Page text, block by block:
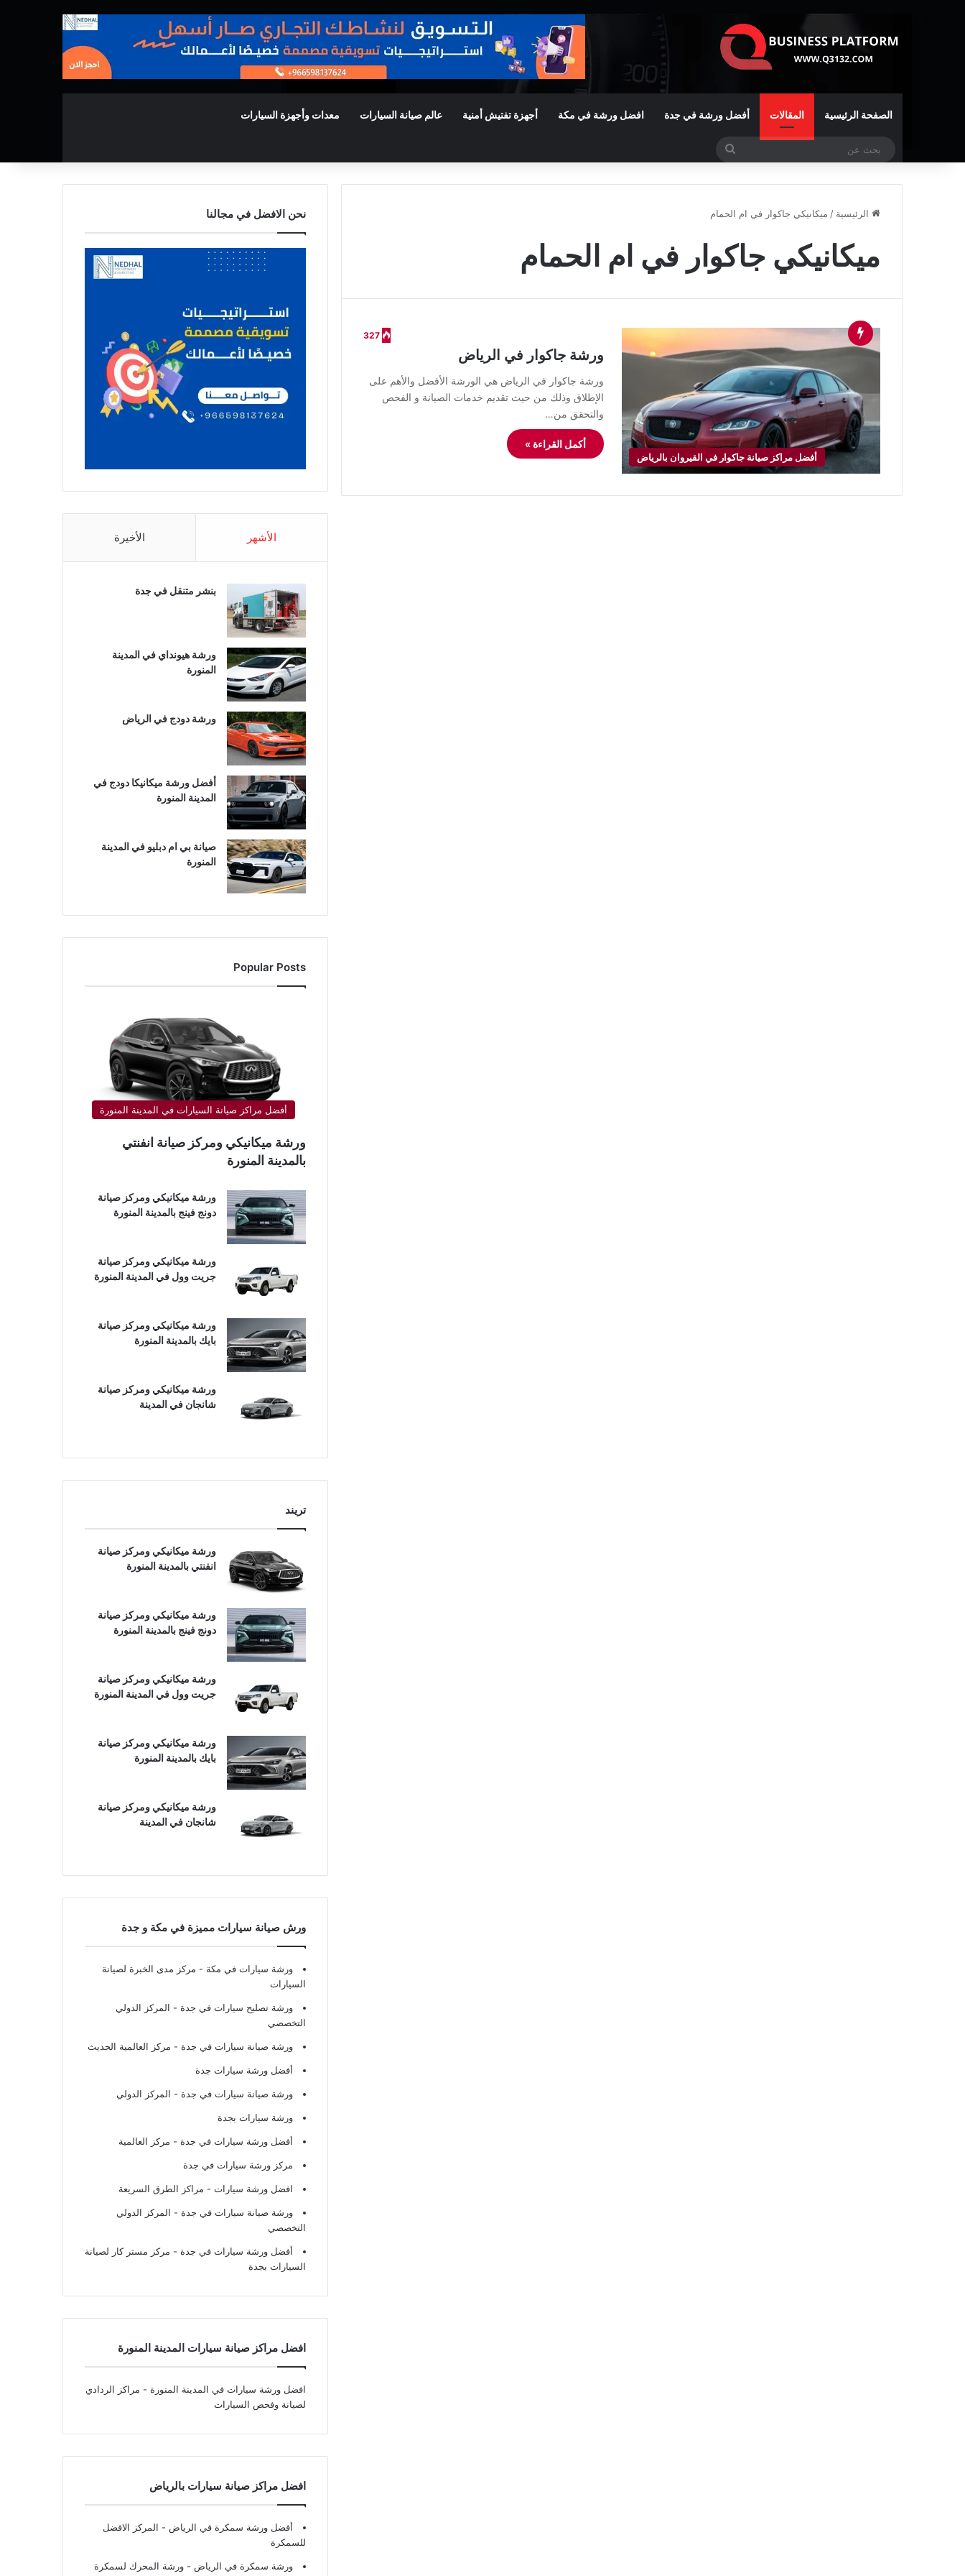
الصفحة الرئيسية المقالات أفضل ورشة في جدة افضل ورشة في مكة أجهزة تفتيش أمنية عالم صيانة السيارات معدات وأجهزة السيارات
الرئيسية / ميكانيكي جاكوار في ام الحمام
ميكانيكي جاكوار في ام الحمام
أفضل مراكز صيانة جاكوار في القيروان بالرياض
327
ورشة جاكوار في الرياض
ورشة جاكوار في الرياض هي الورشة الأفضل والأهم على
الإطلاق وذلك من حيث تقديم خدمات الصيانة و الفحص
والتحقق من…
أكمل القراءة »
نحن الافضل في مجالنا
الأشهر الأخيرة
بنشر متنقل في جدة
ورشة هيونداي في المدينة
المنورة
ورشة دودج في الرياض
أفضل ورشة ميكانيكا دودج في
المدينة المنورة
صيانة بي ام دبليو في المدينة
المنورة
Popular Posts
أفضل مراكز صيانة السيارات في المدينة المنورة
ورشة ميكانيكي ومركز صيانة انفنتي
بالمدينة المنورة
ورشة ميكانيكي ومركز صيانة
دونج فينج بالمدينة المنورة
ورشة ميكانيكي ومركز صيانة
جريت وول في المدينة المنورة
ورشة ميكانيكي ومركز صيانة
بايك بالمدينة المنورة
ورشة ميكانيكي ومركز صيانة
شانجان في المدينة
تريند
ورشة ميكانيكي ومركز صيانة
انفنتي بالمدينة المنورة
ورشة ميكانيكي ومركز صيانة
دونج فينج بالمدينة المنورة
ورشة ميكانيكي ومركز صيانة
جريت وول في المدينة المنورة
ورشة ميكانيكي ومركز صيانة
بايك بالمدينة المنورة
ورشة ميكانيكي ومركز صيانة
شانجان في المدينة
ورش صيانة سيارات مميزة في مكة و جدة
ورشة سيارات في مكة - مركز مدى الخبرة لصيانة
السيارات
ورشة تصليح سيارات في جدة - المركز الدولي
التخصصي
ورشة صيانة سيارات في جدة - مركز العالمية الحديث
أفضل ورشة سيارات جدة
ورشة صيانة سيارات في جدة - المركز الدولي
ورشة سيارات بجدة
أفضل ورشة سيارات في جدة - مركز العالمية
مركز ورشة سيارات في جدة
افضل ورشة سيارات - مراكز الطرق السريعة
ورشة صيانة سيارات في جدة - المركز الدولي
التخصصي
أفضل ورشة سيارات في جدة - مركز مستر كار لصيانة
السيارات بجدة
افضل مراكز صيانة سيارات المدينة المنورة
افضل ورشة سيارات في المدينة المنورة - مراكز الردادي
لصيانة وفحص السيارات
افضل مراكز صيانة سيارات بالرياض
أفضل ورشة سمكرة في الرياض - المركز الافضل
للسمكرة
ورشة سمكرة في الرياض - ورشة المحرك لسمكرة